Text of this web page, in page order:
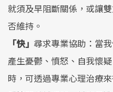
就須及早阻斷關係，或讓
否維持。
「快」 尋求專業協助：當
產生憂鬱、憤怒、自我懷
時，可透過專業心理治療